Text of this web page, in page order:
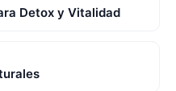
Detox y Vitalidad